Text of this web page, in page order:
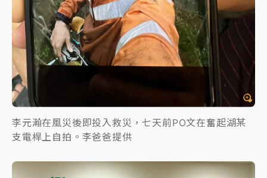
李元瀚在風災後即投入救災，七天前PO文在奮起湖某
支電桿上自拍。李爸爸提供